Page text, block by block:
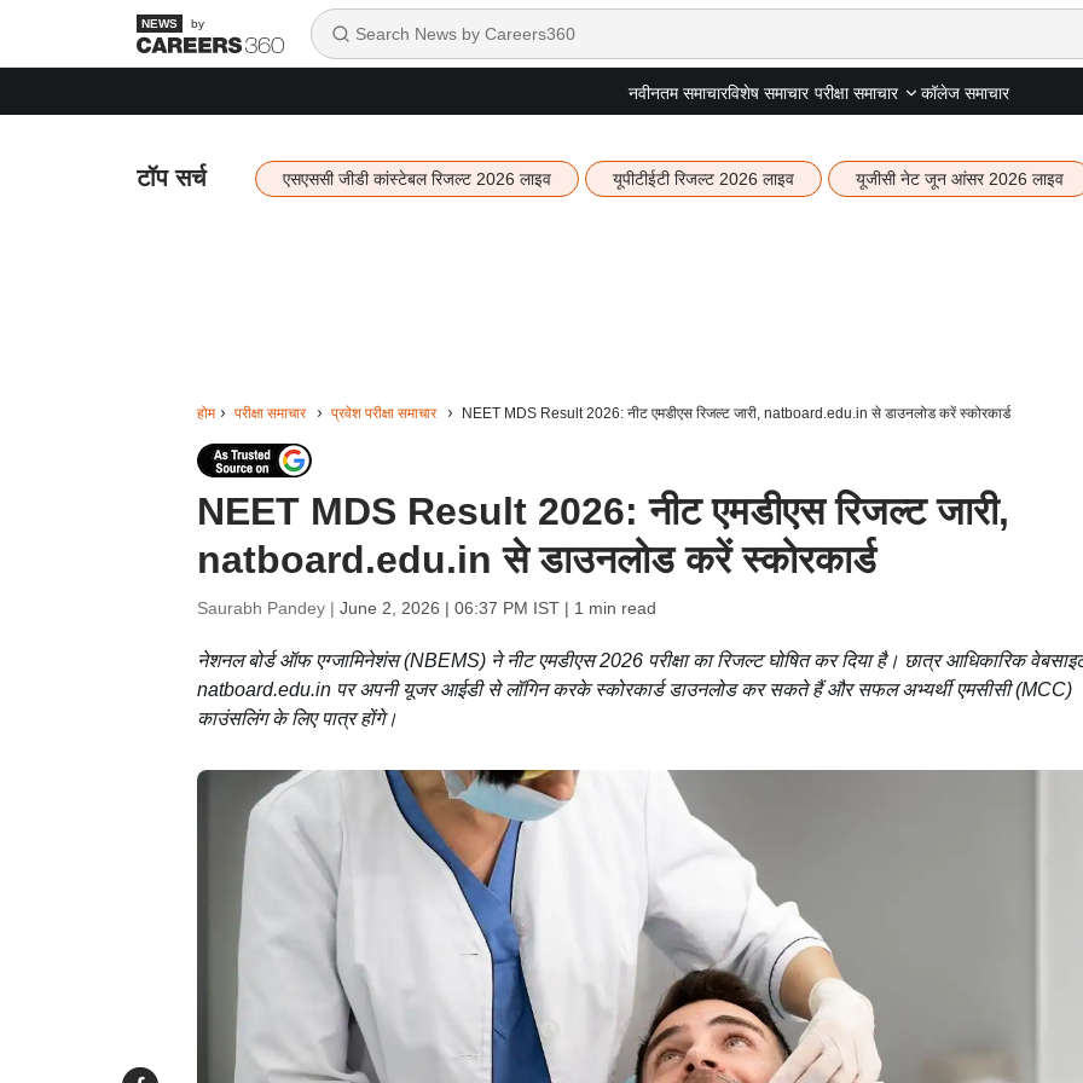
by
नवीनतम समाचारविशेष समाचार परीक्षा समाचार कॉलेज समाचार
टॉप सर्च एसएससी जीडी कांस्टेबल रिजल्ट 2026 लाइव यूपीटीईटी रिजल्ट 2026 लाइव यूजीसी नेट जून आंसर 2026 लाइव
होम परीक्षा समाचार प्रवेश परीक्षा समाचार NEET MDS Result 2026: नीट एमडीएस रिजल्ट जारी, natboard.edu.in से डाउनलोड करें स्कोरकार्ड
NEET MDS Result 2026: नीट एमडीएस रिजल्ट जारी,
natboard.edu.in से डाउनलोड करें स्कोरकार्ड
Saurabh Pandey | June 2, 2026 | 06:37 PM IST| 1 min read
नेशनल बोर्ड ऑफ एग्जामिनेशंस (NBEMS) ने नीट एमडीएस 2026 परीक्षा का रिजल्ट घोषित कर दिया है। छात्र आधिकारिक
natboard.edu.in पर अपनी यूजर आईडी से लॉगिन करके स्कोरकार्ड डाउनलोड कर सकते हैं और सफल अभ्यर्थी एमसीसी (MCC)
काउंसलिंग के लिए पात्र होंगे।